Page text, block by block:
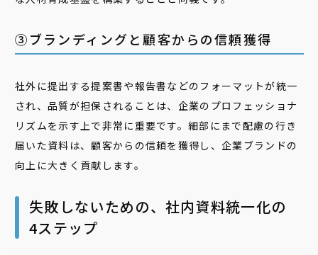
③ブランディングと顧客からの信頼獲得
社外に提出する提案書や報告書などのフォーマットが統一
され、品質が担保されることは、企業のプロフェッショナ
リズムを示す上で非常に重要です。細部にまで配慮の行き
届いた資料は、顧客からの信頼を獲得し、企業ブランドの
向上に大きく貢献します。
失敗しないための、社内資料統一化の
4ステップ